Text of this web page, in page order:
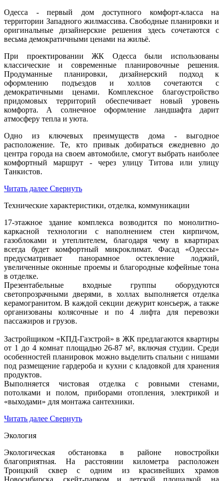
Одесса - первый дом доступного комфорт-класса на
территории Западного жилмассива. Свободные планировки и
оригинальные дизайнерские решения здесь сочетаются с
весьма демократичными ценами на жильё.
При проектировании ЖК Одесса были использованы
классические и современные планировочные решения.
Продуманные планировки, дизайнерский подход к
оформлению подъездов и холлов сочетаются с
демократичными ценами. Комплексное благоустройство
придомовых территорий обеспечивает новый уровень
комфорта. А солнечное оформление ландшафта дарит
атмосферу тепла и уюта.
Одно из ключевых преимуществ дома - выгодное
расположение. Те, кто привык добираться ежедневно до
центра города на своем автомобиле, смогут выбрать наиболее
комфортный маршрут - через улицу Титова или улицу
Танкистов.
Читать далее Свернуть
Технические характеристики, отделка, коммуникации
17-этажное здание комплекса возводится по монолитно-
каркасной технологии с наполнением стен кирпичом,
газоблоками и утеплителем, благодаря чему в квартирах
всегда будет комфортный микроклимат. Фасад «Одессы»
предусматривает панорамное остекление лоджий,
увеличенные оконные проемы и благородные кофейные тона
в отделке.
Презентабельные входные группы оборудуются
светопрозрачными дверями, в холлах выполняется отделка
керамогранитом. В каждой секции дежурит консьерж, а также
организованы колясочные и по 4 лифта для перевозки
пассажиров и грузов.
Застройщиком «КПД-Газстрой» в ЖК предлагаются квартиры
от 1 до 4 комнат площадью 26-87 м², включая студии. Среди
особенностей планировок можно выделить спальни с нишами
под размещение гардероба и кухни с кладовкой для хранения
продуктов.
Выполняется чистовая отделка с ровными стенами,
потолками и полом, приборами отопления, электрикой и
«выходами» для монтажа сантехники.
Читать далее Свернуть
Экология
Экологическая обстановка в районе новостройки
благоприятная. На расстоянии километра расположен
Троицкий сквер с одним из красивейших храмов
Новосибирска, скейт-парком и детской площадкой, на